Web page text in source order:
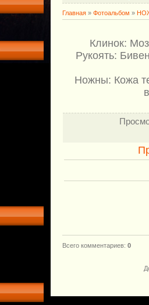
Главная » Фотоальбом »
Клинок:
Рукоять:
Ножны: Кожа
Всего комментариев: 0